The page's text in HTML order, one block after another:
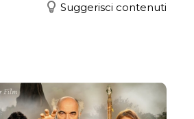
Suggerisci contenuti